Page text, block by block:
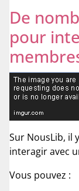
De
pour
Sur NousLib, il
interagir avec
Vous pouvez :